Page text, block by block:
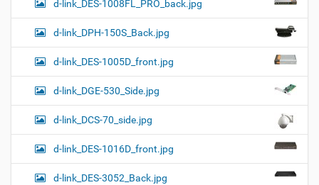
d-link_DES-1008FL_PRO_back.jpg
d-link_DPH-150S_Back.jpg
d-link_DES-1005D_front.jpg
d-link_DGE-530_Side.jpg
d-link_DCS-70_side.jpg
d-link_DES-1016D_front.jpg
d-link_DES-3052_Back.jpg